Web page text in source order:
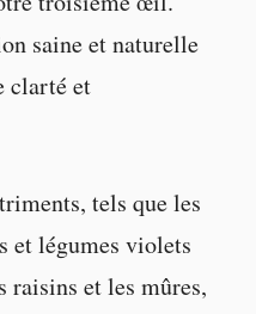
saine et naturelle
clarté et
tels que les
et légumes violets
raisins et les mûres,